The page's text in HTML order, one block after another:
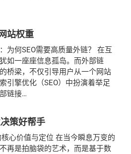
站权重
为何SEO需要高质量外链？ 在互
如一座座信息孤岛。而外部链
桥梁，不仅引导用户从一个网站
引擎优化（SEO）中扮演着举足
链接
策好帮手
心价值与定位 在当今瞬息万变的
再是拍脑袋的艺术，而是基于数